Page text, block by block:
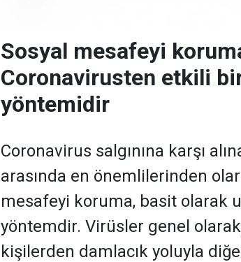
Sosyal mesafeyi
Coronavirusten etkili
yöntemidir
Coronavirus salgınına karşı
arasında en önemlilerinden
mesafeyi koruma, basit olarak
yöntemdir. Virüsler genel
kişilerden damlacık yoluyla